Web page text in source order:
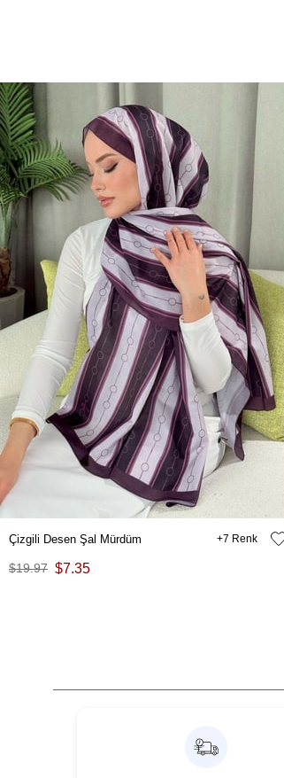
Çizgili Desen Şal Mürdüm
$7.35
$19.97
7